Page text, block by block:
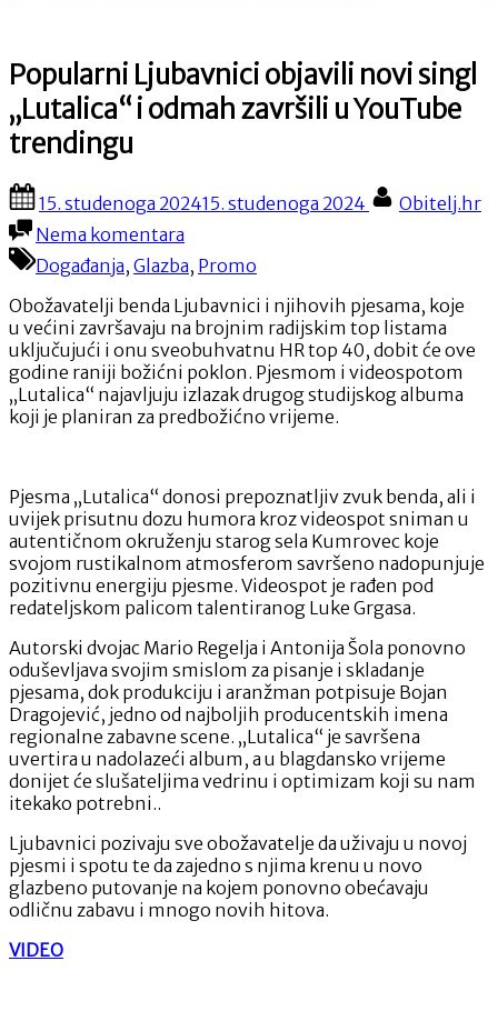
Popularni Ljubavnici objavili novi singl
„Lutalica“ i odmah završili u YouTube
trendingu
Posted
on
15. studenoga 202415. studenoga 2024 By
Obitelj.hr
Nema komentara
Popularni
Ljubavnici
novi
singl
„Lutalica“
i
odmah
završili
trendingu
Događanja, Glazba, Promo
Obožavatelji benda Ljubavnici i njihovih pjesama, koje
u većini završavaju na brojnim radijskim top listama
uključujući i onu sveobuhvatnu HR top 40, dobit će ove
godine raniji božićni poklon. Pjesmom i videospotom
„Lutalica“ najavljuju izlazak drugog studijskog albuma
koji je planiran za predbožićno vrijeme.
Pjesma „Lutalica“ donosi prepoznatljiv zvuk benda, ali i
uvijek prisutnu dozu humora kroz videospot sniman u
autentičnom okruženju starog sela Kumrovec koje
svojom rustikalnom atmosferom savršeno nadopunjuje
pozitivnu energiju pjesme. Videospot je rađen pod
redateljskom palicom talentiranog Luke Grgasa.
Autorski dvojac Mario Regelja i Antonija Šola ponovno
oduševljava svojim smislom za pisanje i skladanje
pjesama, dok produkciju i aranžman potpisuje Bojan
Dragojević, jedno od najboljih producentskih imena
regionalne zabavne scene. „Lutalica“ je savršena
uvertira u nadolazeći album, a u blagdansko vrijeme
donijet će slušateljima vedrinu i optimizam koji su nam
itekako potrebni..
Ljubavnici pozivaju sve obožavatelje da uživaju u novoj
pjesmi i spotu te da zajedno s njima krenu u novo
glazbeno putovanje na kojem ponovno obećavaju
odličnu zabavu i mnogo novih hitova.
VIDEO